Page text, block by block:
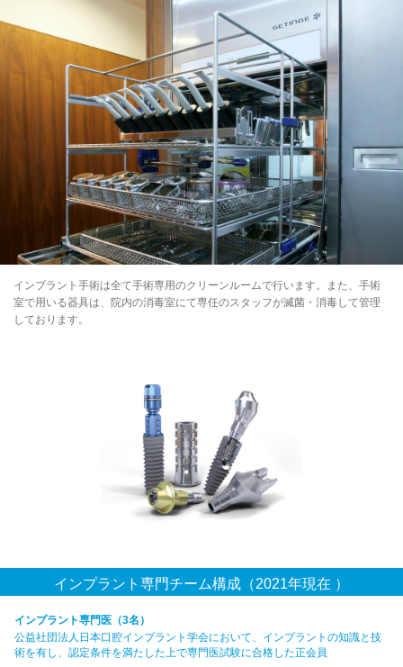
インプラント手術は全て手術専用のクリーンルームで行います。また、手術
室で用いる器具は、院内の消毒室にて専任のスタッフが滅菌・消毒して管理
しております。
インプラント専門チーム構成（2021年現在 ）
インプラント専門医（3名）
公益社団法人日本口腔インプラント学会において、インプラントの知識と技
術を有し、認定条件を満たした上で専門医試験に合格した正会員